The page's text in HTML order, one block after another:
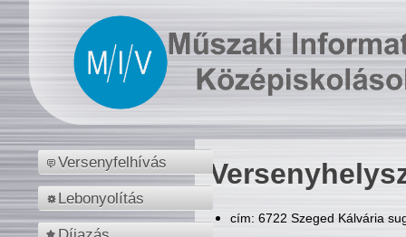
Versenyfelhívás
Lebonyolítás
cím: 6722 Szeged Kálvária